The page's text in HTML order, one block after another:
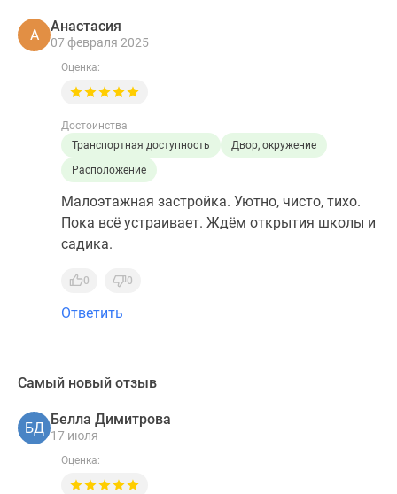
А
Анастасия
07 февраля 2025
Оценка:
Достоинства
Транспортная доступность
Двор, окружение
Расположение
Малоэтажная застройка. Уютно, чисто, тихо.
Пока всё устраивает. Ждём открытия школы и
садика.
0 0
Ответить
Самый новый отзыв
БД
Белла Димитрова
17 июля
Оценка: